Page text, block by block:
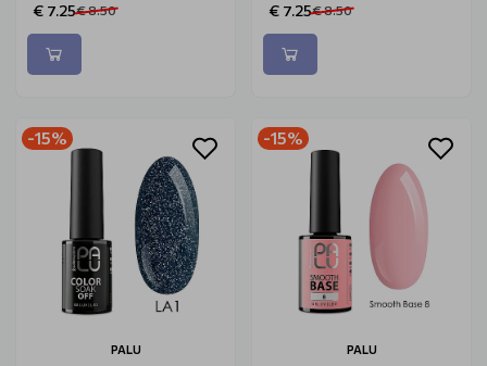
€ 7.25€ 8.50 € 7.25€ 8.50
-15%
PALU
-15%
PALU